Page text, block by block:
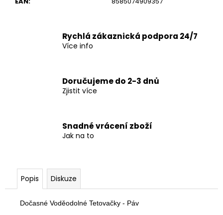
Rychlá zákaznická podpora 24/7
Více info
Doručujeme do 2-3 dnů
Zjistit více
Snadné vrácení zboží
Jak na to
Popis Diskuze
Dočasné Voděodolné Tetovačky - Páv